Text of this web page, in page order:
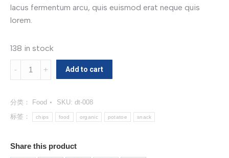
lacus fermentum arcu, quis euismod erat neque quis
lorem.
138 in stock
Organic
Potatoe
数
量
Add to cart
分类： Food SKU: dt-008
标签：
chips food organic potatoe snack
Share this product